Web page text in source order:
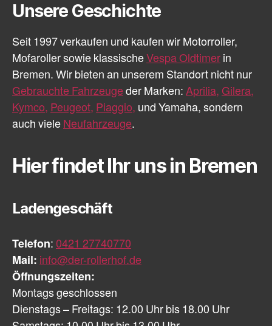
Unsere Geschichte
Seit 1997 verkaufen und kaufen wir Motorroller,
Mofaroller sowie klassischeVespa Oldtimer in
Bremen. Wir bieten an unserem Standort nicht nur
Gebrauchte Fahrzeugeder Marken: Aprilia, Gilera,
Kymco, Peugeot, Piaggio, und Yamaha, sondern
auch viele Neufahrzeuge.
Hier findet Ihr uns in Bremen
Ladengeschäft
Telefon: 0421 27740770
Mail: info@der-rollerhof.de
Öffnungszeiten:
Montags geschlossen
Dienstags – Freitags: 12.00 Uhr bis 18.00 Uhr